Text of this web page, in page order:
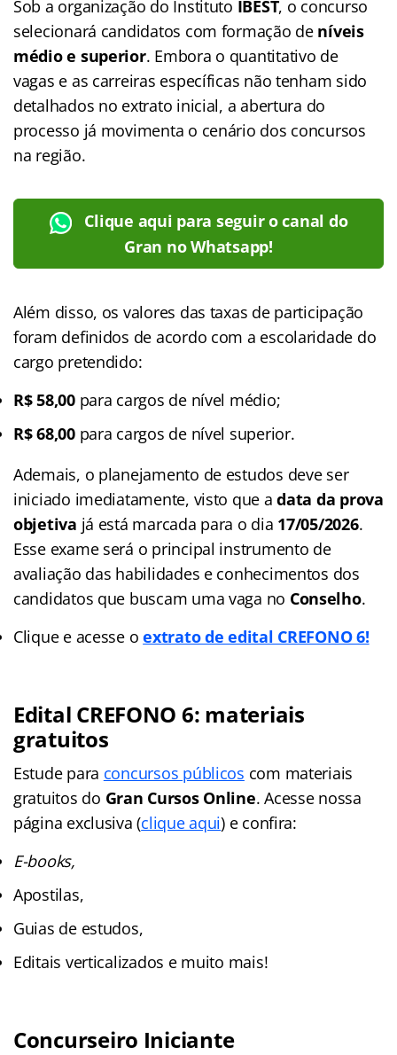
Sob a organização do Instituto IBEST, o concurso
selecionará candidatos com formação de níveis
médio e superior. Embora o quantitativo de
vagas e as carreiras específicas não tenham sido
detalhados no extrato inicial, a abertura do
processo já movimenta o cenário dos concursos
na região.
Clique aqui para seguir o canal do
Gran no Whatsapp!
Além disso, os valores das taxas de participação
foram definidos de acordo com a escolaridade do
cargo pretendido:
R$ 58,00para cargos de nível médio;
R$ 68,00para cargos de nível superior.
Ademais, o planejamento de estudos deve ser
iniciado imediatamente, visto que adata da prova
objetiva já está marcada para o dia 17/05/2026.
Esse exame será o principal instrumento de
avaliação das habilidades e conhecimentos dos
candidatos que buscam uma vaga no Conselho.
Clique e acesse oextrato de edital CREFONO 6!
Edital CREFONO 6: materiais
gratuitos
Estude para concursos públicos com materiais
gratuitos do Gran Cursos Online. Acesse nossa
página exclusiva (clique aqui) e confira:
E-books,
Apostilas,
Guias de estudos,
Editais verticalizados e muito mais!
Concurseiro Iniciante